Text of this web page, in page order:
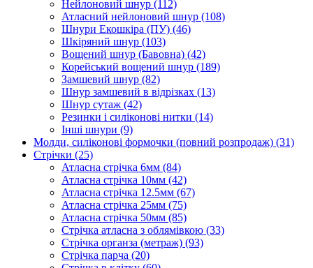
Нейлоновий шнур (112)
Атласний нейлоновий шнур (108)
Шнури Екошкіра (ПУ) (46)
Шкіряний шнур (103)
Вощений шнур (Бавовна) (42)
Корейський вощений шнур (189)
Замшевий шнур (82)
Шнур замшевий в відрізках (13)
Шнур сутаж (42)
Резинки і силіконові нитки (14)
Інші шнури (9)
Молди, силіконові формочки (повний розпродаж) (31)
Стрічки (25)
Атласна стрічка 6мм (84)
Атласна стрічка 10мм (42)
Атласна стрічка 12.5мм (67)
Атласна стрічка 25мм (75)
Атласна стрічка 50мм (85)
Стрічка атласна з облямівкою (33)
Стрічка органза (метраж) (93)
Стрічка парча (20)